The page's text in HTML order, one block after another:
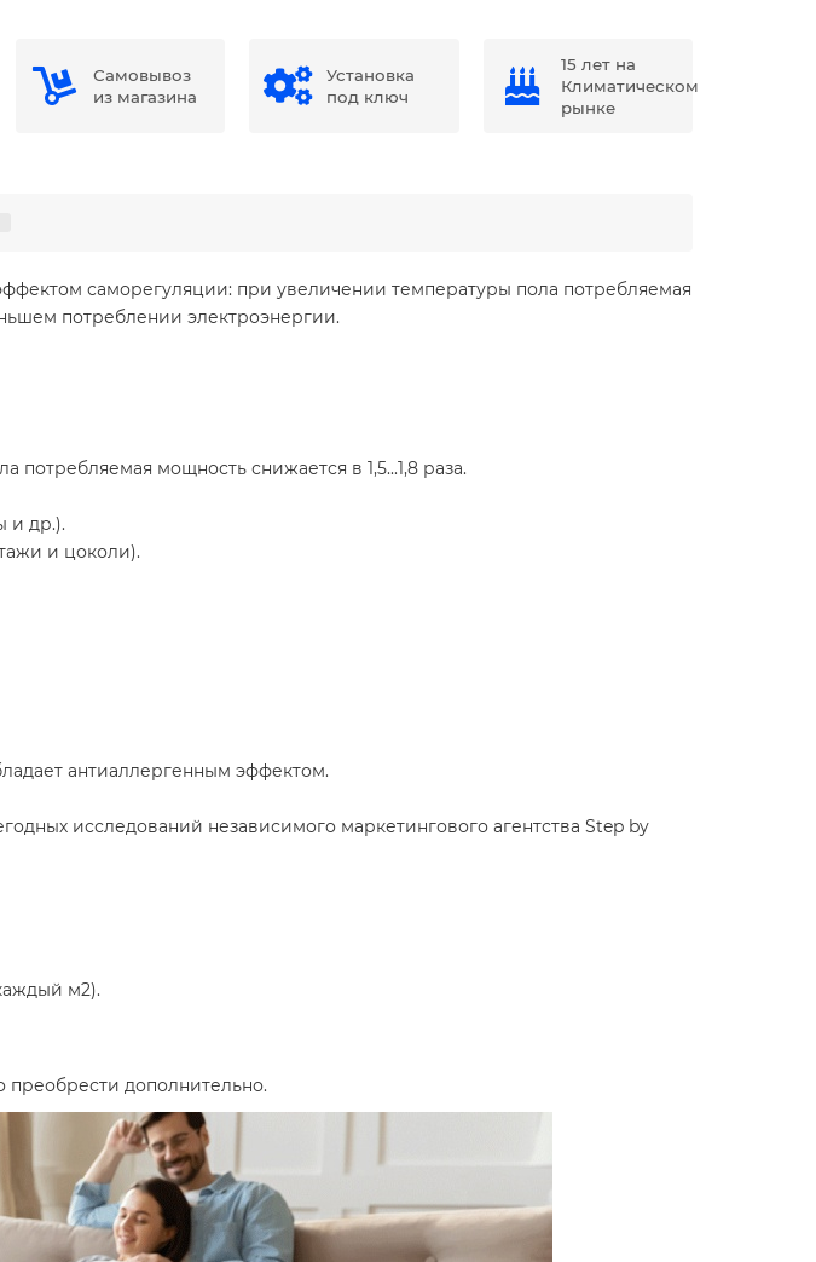
Самовывоз
из магазина
Установка
под ключ
15 лет на
Климатическом
рынке
саморегуляции: при увеличении температуры пола потребляемая
потреблении электроэнергии.
мощность снижается в 1,5...1,8 раза.
и др.).
и цоколи).
антиаллергенным эффектом.
исследований независимого маркетингового агентства Step by
м2).
дополнительно.